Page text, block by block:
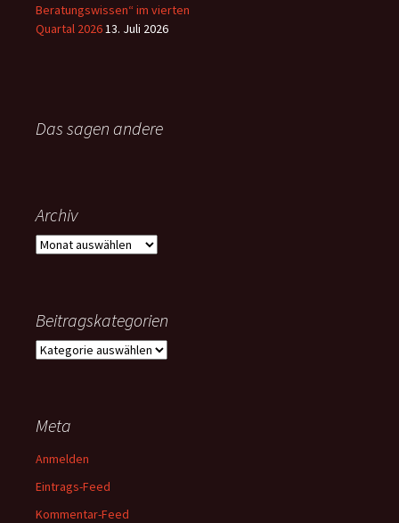
Beratungswissen“ im vierten
Quartal 202613. Juli 2026
Das sagen andere
Archiv
Archiv
Beitragskategorien
Beitragskategorien
Meta
Anmelden
Eintrags-Feed
Kommentar-Feed